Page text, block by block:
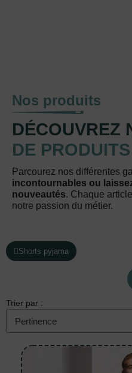
Nos produits
DÉCOUVREZ
DE PRODUITS
Parcourez nos différentes
incontournables ou
nouveautés. Chaque
notre passion du métier.
Shorts pyjama
Trier par :